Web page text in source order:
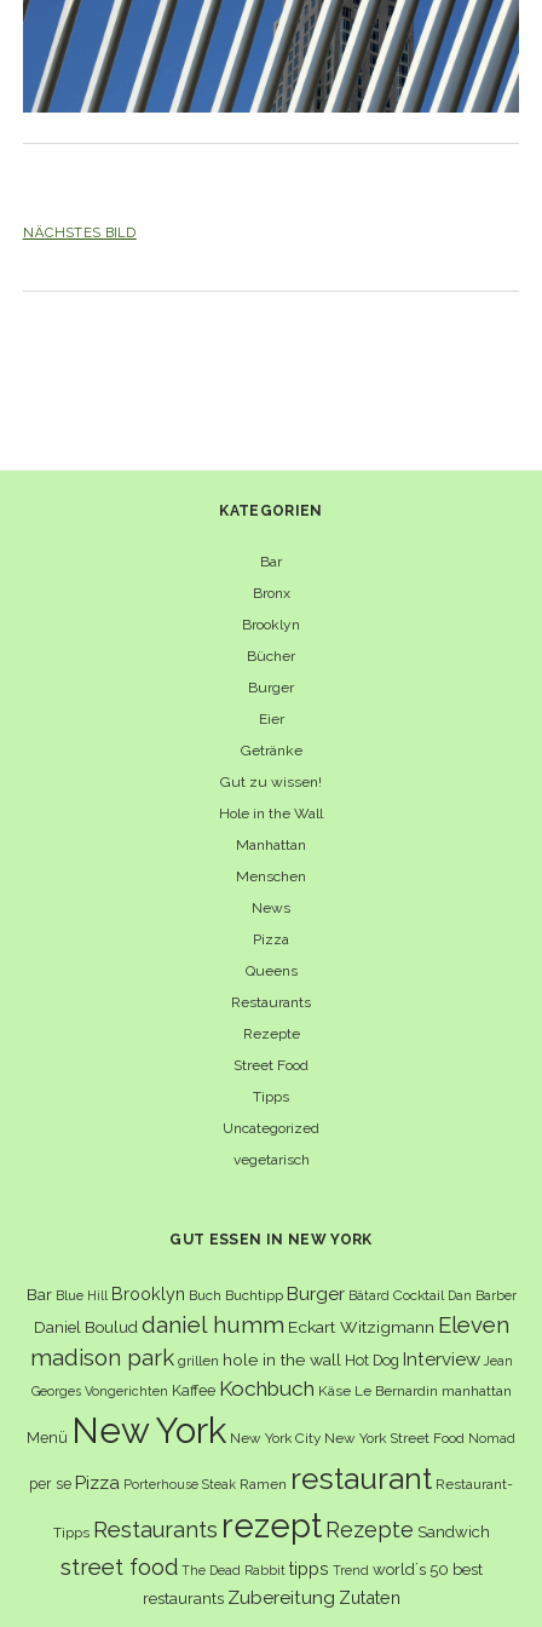
NÄCHSTES BILD
KATEGORIEN
Bar
Bronx
Brooklyn
Bücher
Burger
Eier
Getränke
Gut zu wissen!
Hole in the Wall
Manhattan
Menschen
News
Pizza
Queens
Restaurants
Rezepte
Street Food
Tipps
Uncategorized
vegetarisch
GUT ESSEN IN NEW YORK
Bar Blue Hill Brooklyn Buch Buchtipp Burger Bâtard Cocktail Dan Barber
Daniel Boulud daniel humm Eckart Witzigmann Eleven
madison park grillen hole in the wall Hot Dog Interview Jean
Georges Vongerichten Kaffee Kochbuch Käse Le Bernardin manhattan
Menü New York New York City New York Street Food Nomad
per se Pizza Porterhouse Steak Ramen restaurant Restaurant-
Tipps Restaurants rezept Rezepte Sandwich
street food The Dead Rabbit tipps Trend world´s 50 best
restaurants Zubereitung Zutaten